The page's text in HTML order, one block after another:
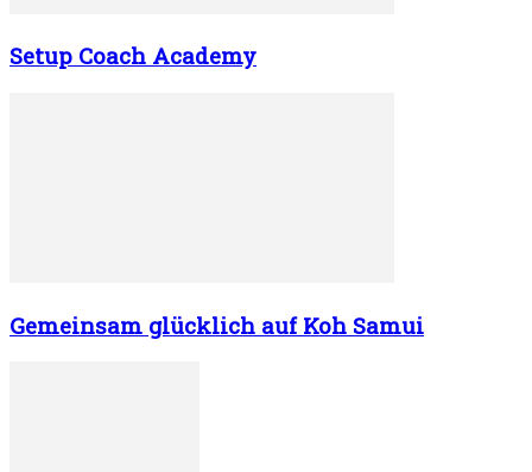
Setup Coach Academy
Gemeinsam glücklich auf Koh Samui